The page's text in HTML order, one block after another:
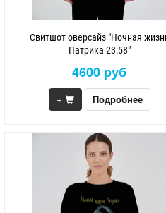
Свитшот оверсайз "Ночная
Патрика 23:58"
4600 руб
+ Подробнее